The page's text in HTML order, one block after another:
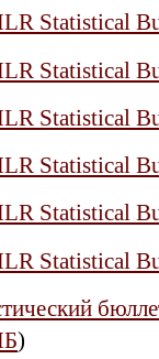
Statistical
Statistical
Statistical
Statistical
Statistical
Statistical
)